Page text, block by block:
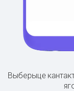
Выберыце кантакт